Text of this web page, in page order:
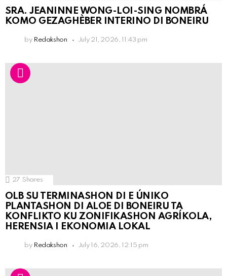
SRA. JEANINNE WONG-LOI-SING NOMBRÁ
KOMO GEZAGHÈBER INTERINO DI BONEIRU
by Redakshon July 21, 2026, 11:43 pm
27 Shares
OLB SU TERMINASHON DI E ÚNIKO
PLANTASHON DI ALOE DI BONEIRU TA
KONFLIKTO KU ZONIFIKASHON AGRÍKOLA,
HERENSIA I EKONOMIA LOKAL
by Redakshon July 16, 2026, 12:15 pm